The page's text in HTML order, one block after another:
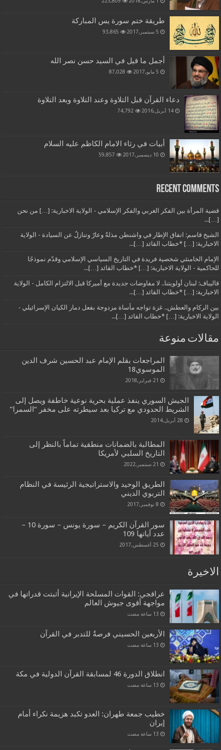
طريقة ختم سورة يس المباركة
5 سبتمبر,2017 93,865
أجمل ما قيل في السيد حسن نصر الله
5 مايو,2017 87,028
دعاء القرآن قبل التلاوة وعند التلاوة وبعد التلاوة
14 أبريل,2016 74,792
أبيات في رثاء الامام الكاظم عليه السلام
10 ديسمبر,2017 59,857
Recent Comments
قضية المرأة بين الفكر الغربي والفكر الإسلامي - الولاية الاخبارية: […] من نحن
[…]...
الشيخ قاسم: اتفاق الإطار في واشنطن مذلةٌ وعارٌ وتنازلٌ عن السيادة - الولاية
الاخبارية: […] *خطاب القائد […]...
الإمام الخامنئي شخصية فريدة في التاريخ السياسي الإسلامي وقدّم نموذجًا
للحاكمية - الولاية الاخبارية: […] *خطاب القائد […]...
قاليباف: لبنان أولويتنا.. لا مفاوضات جديدة مع أميركا قبل الالتزام الكامل - الولاية
الاخبارية: […] *خطاب القائد […]...
بين الركام والعطش.. غزة تواجه مأساة مزدوجة بفعل دمار الكيان الإسرائيلي -
الولاية الاخبارية: […] *خطاب القائد […]...
مقالات منوعة
المراجعات بقلم الإمام عبد الحسين شرف الدين
الموسوي18
21 فبراير,2018
الجيش السوري ينفذ عملية بحرية نوعية خاطفة ويصل إلى
الشريط الحدودي مع تركيا بعد سيطرته على مخفر “السمرا”
28 أبريل,2014
المطالبة بالضمانات منطقية تماماً بالنظر إلى
التاريخ السلبي لأمريكا
21 سبتمبر,2022
الطريق الوحيد والاستراتيجية الرئيسة في النظام
التربوي الديني
8 نوفمبر,2017
سور القرآن الكريم – سورة يونس – سورة 10 –
عدد آياتها 109
25 أغسطس,2017
الاخيرة
عراقجي: القوات المسلحة الإيرانية أثبتت قدراتها في
مواجهة أقوى جيوش العالم
الأربعين الحسيني فرصةٌ للتدبر في القرآن
انطلاق الدورة 46 لمسابقة القرآن الدولية في مكة
خطيب جمعة طهران: العدو تكبد هزيمة نكراء أمام
إيران